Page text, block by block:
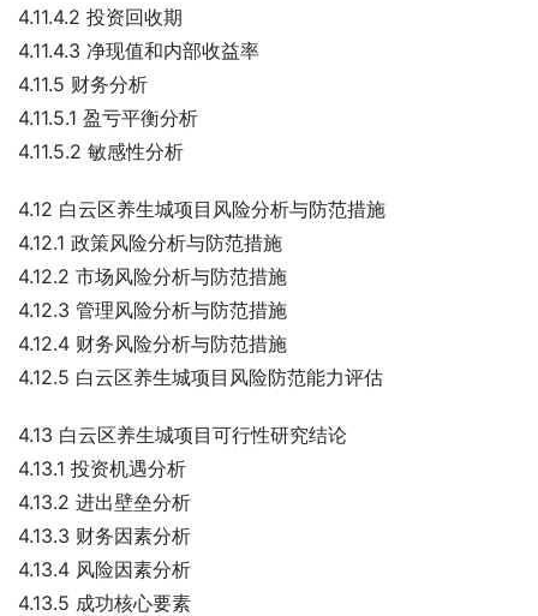
4.11.4.2 投资回收期
4.11.4.3 净现值和内部收益率
4.11.5 财务分析
4.11.5.1 盈亏平衡分析
4.11.5.2 敏感性分析
4.12 白云区养生城项目风险分析与防范措施
4.12.1 政策风险分析与防范措施
4.12.2 市场风险分析与防范措施
4.12.3 管理风险分析与防范措施
4.12.4 财务风险分析与防范措施
4.12.5 白云区养生城项目风险防范能力评估
4.13 白云区养生城项目可行性研究结论
4.13.1 投资机遇分析
4.13.2 进出壁垒分析
4.13.3 财务因素分析
4.13.4 风险因素分析
4.13.5 成功核心要素